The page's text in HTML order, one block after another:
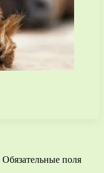
Обязательные поля